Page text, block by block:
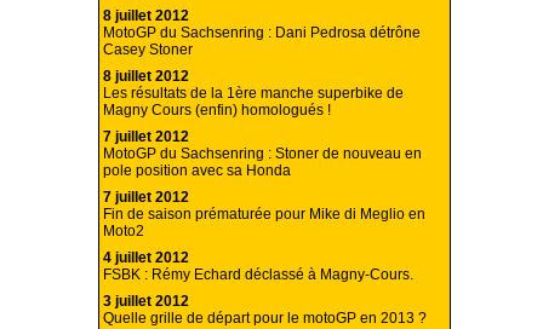
8 juillet 2012
MotoGP du Sachsenring : Dani Pedrosa détrône
Casey Stoner
8 juillet 2012
Les résultats de la 1ère manche superbike de
Magny Cours (enfin) homologués !
7 juillet 2012
MotoGP du Sachsenring : Stoner de nouveau en
pole position avec sa Honda
7 juillet 2012
Fin de saison prématurée pour Mike di Meglio en
Moto2
4 juillet 2012
FSBK : Rémy Echard déclassé à Magny-Cours.
3 juillet 2012
Quelle grille de départ pour le motoGP en 2013 ?